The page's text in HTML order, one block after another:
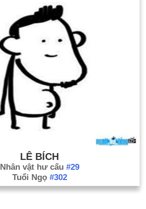
LÊ BÍCH
Nhân vật hư cấu #29
Tuổi Ngọ #302